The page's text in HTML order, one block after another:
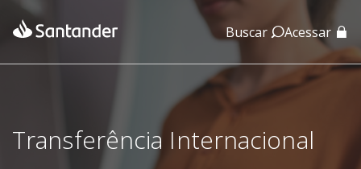
App Santander
App Santander Empresas
Buscar Acessar
Transferência Internacional